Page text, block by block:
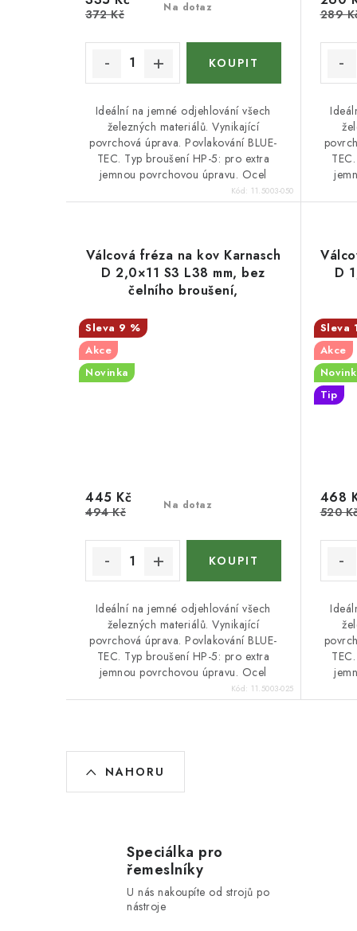
Na dotaz
372 Kč
Ideální na jemné odjehlování všech
železných materiálů. Vynikající
povrchová úprava. Povlakování BLUE-
TEC. Typ broušení HP-5: pro extra
jemnou povrchovou úpravu. Ocel
Kód: 11.5003-050
289
Válcová fréza na kov Karnasch
D 2,0×11 S3 L38 mm, bez
čelního broušení,
9 %
Akce
Novinka
Na dotaz
445 Kč
494 Kč
Ideální na jemné odjehlování všech
železných materiálů. Vynikající
povrchová úprava. Povlakování BLUE-
TEC. Typ broušení HP-5: pro extra
jemnou povrchovou úpravu. Ocel
Kód: 11.5003-025
D
Akce
Tip
468
520
v
NAHORU
Speciálka pro
řemeslníky
U nás nakoupíte od strojů po
nástroje